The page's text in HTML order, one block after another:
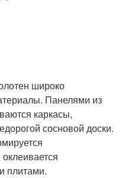
широко
Панелями из
каркасы,
сосновой доски.
плитами.